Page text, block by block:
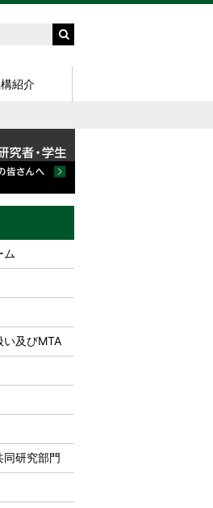
金等公募情
ミナー
ナー
ー
・様式
紹介
ム
い及びMTA
同研究部門